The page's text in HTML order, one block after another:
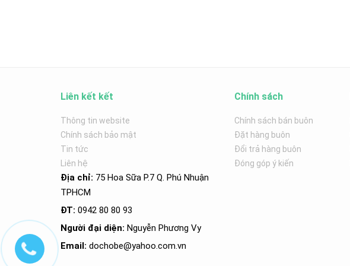
Liên kết kết
Thông tin website
Chính sách bảo mật
Tin tức
Liên hệ
Địa chỉ: 75 Hoa Sữa P.7 Q. Phú Nhuận
TPHCM
ĐT: 0942 80 80 93
Người đại diện: Nguyễn Phương Vy
Email: dochobe@yahoo.com.vn
Chính sách
Chính sách bán buôn
Đặt hàng buôn
Đổi trả hàng buôn
Đóng góp ý kiến